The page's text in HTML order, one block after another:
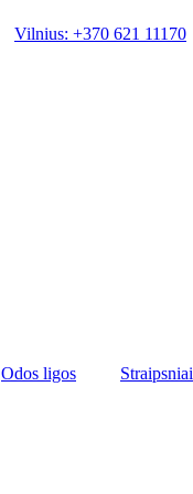
Vilnius: +370 621 11170
Odos ligos Straipsniai